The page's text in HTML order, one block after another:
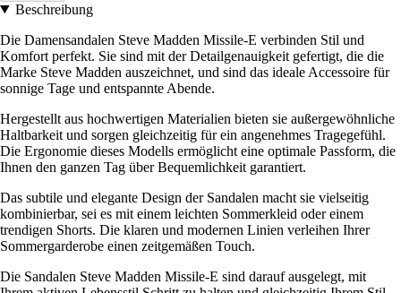
Beschreibung
Die Damensandalen Steve Madden Missile-E verbinden Stil und
Komfort perfekt. Sie sind mit der Detailgenauigkeit gefertigt, die die
Marke Steve Madden auszeichnet, und sind das ideale Accessoire für
sonnige Tage und entspannte Abende.
Hergestellt aus hochwertigen Materialien bieten sie außergewöhnliche
Haltbarkeit und sorgen gleichzeitig für ein angenehmes Tragegefühl.
Die Ergonomie dieses Modells ermöglicht eine optimale Passform, die
Ihnen den ganzen Tag über Bequemlichkeit garantiert.
Das subtile und elegante Design der Sandalen macht sie vielseitig
kombinierbar, sei es mit einem leichten Sommerkleid oder einem
trendigen Shorts. Die klaren und modernen Linien verleihen Ihrer
Sommergarderobe einen zeitgemäßen Touch.
Die Sandalen Steve Madden Missile-E sind darauf ausgelegt, mit